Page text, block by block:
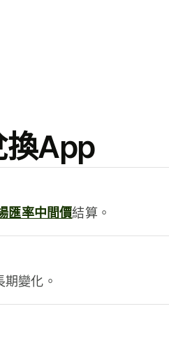
換App
匯率中間價結算。
變化。